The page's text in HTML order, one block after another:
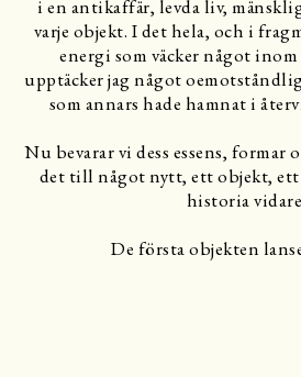
i en antikaffär, levda liv,
varje objekt. I det hela, och i
energi som väcker något
upptäcker jag något
som annars hade hamnat i
Nu bevarar vi dess essens, formar
det till något nytt, ett objekt, ett
historia
De första objekten